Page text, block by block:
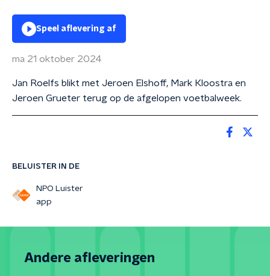
BELUISTER IN DE
NPO Luister
app
Speel aflevering af
ma 21 oktober 2024
Jan Roelfs blikt met Jeroen Elshoff, Mark Kloostra en
Jeroen Grueter terug op de afgelopen voetbalweek.
Andere afleveringen